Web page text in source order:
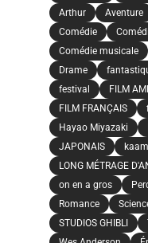
Arthur
Aventure
Comédie
Comédie musicale
Drame
festival
FILM
FILM FRANÇAIS
Hayao Miyazaki
JAPONAIS
LONG MÉTRAGE
on en a gros
Romance
STUDIOS GHIBLI